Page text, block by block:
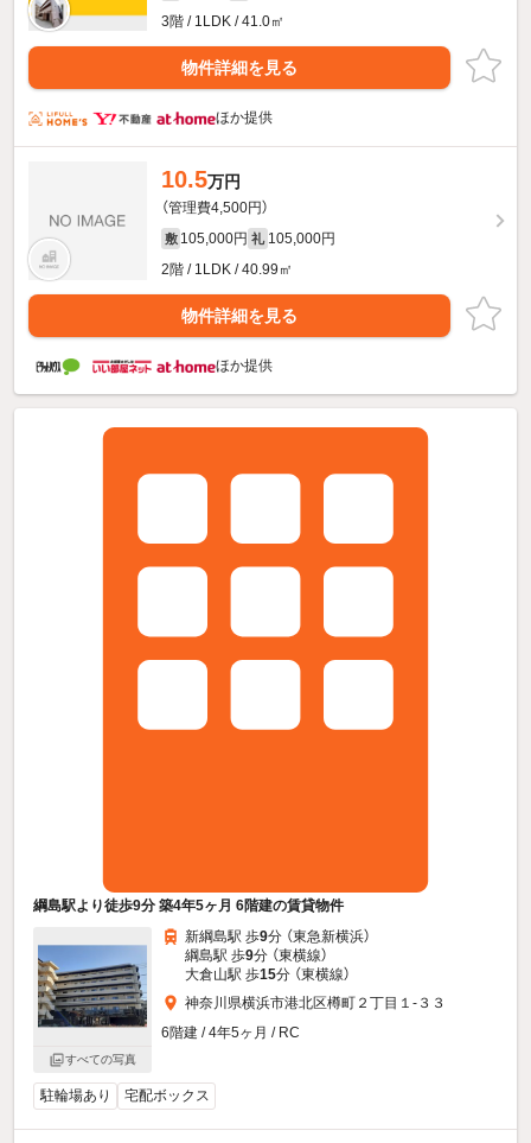
3階 / 1LDK / 41.0㎡
物件詳細を見る
ほか提供
10.5万円
（管理費4,500円）
敷 105,000円 礼 105,000円
2階 / 1LDK / 40.99㎡
物件詳細を見る
ほか提供
綱島駅より徒歩9分 築4年5ヶ月 6階建の賃貸物件
すべての写真
新綱島駅 歩9分 （東急新横浜）
綱島駅 歩9分 （東横線）
大倉山駅 歩15分 （東横線）
神奈川県横浜市港北区樽町２丁目１-３３
6階建 / 4年5ヶ月 / RC
駐輪場あり 宅配ボックス